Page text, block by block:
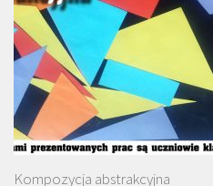
Kompozycja abstrakcyjna